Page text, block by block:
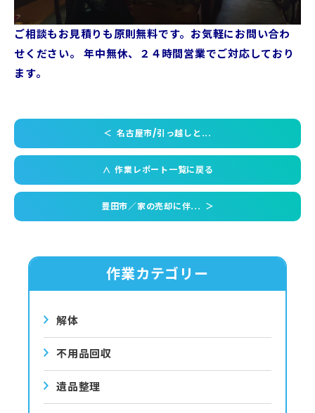
ご相談もお見積りも原則無料です。お気軽にお問い合わ
せください。
年中無休、２４時間営業でご対応しており
ます。
＜ 名古屋市/引っ越しと...
＜ 作業レポート一覧に戻る
豊田市／家の売却に伴... ＞
作業カテゴリー
解体
不用品回収
遺品整理